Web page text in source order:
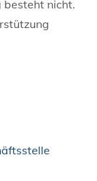
besteht nicht.